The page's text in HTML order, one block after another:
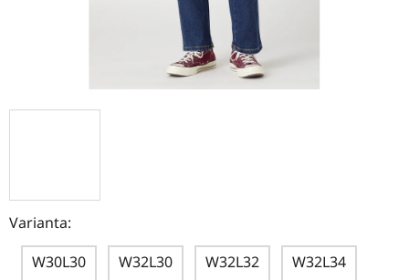
Varianta:
W30L30
W32L30 W32L32 W32L34